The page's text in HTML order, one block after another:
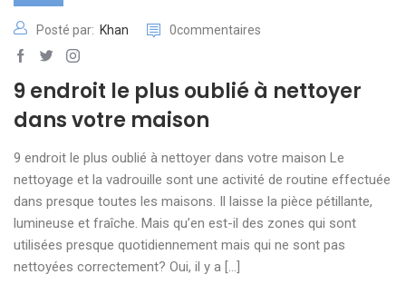
Posté par: Khan 0commentaires
9 endroit le plus oublié à nettoyer
dans votre maison
9 endroit le plus oublié à nettoyer dans votre maison Le
nettoyage et la vadrouille sont une activité de routine effectuée
dans presque toutes les maisons. Il laisse la pièce pétillante,
lumineuse et fraîche. Mais qu’en est-il des zones qui sont
utilisées presque quotidiennement mais qui ne sont pas
nettoyées correctement? Oui, il y a […]